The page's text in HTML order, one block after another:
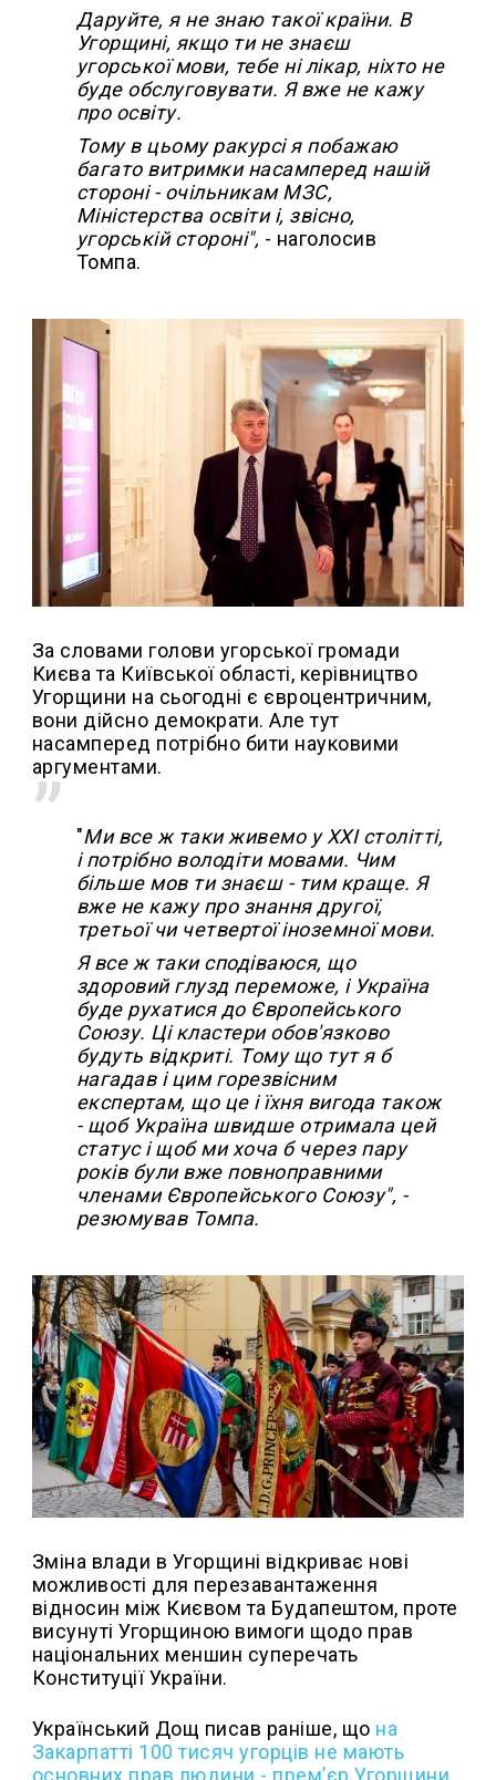
Даруйте, я не знаю такої країни. В
Угорщині, якщо ти не знаєш
угорської мови, тебе ні лікар, ніхто не
буде обслуговувати. Я вже не кажу
про освіту.
Тому в цьому ракурсі я побажаю
багато витримки насамперед нашій
стороні - очільникам МЗС,
Міністерства освіти і, звісно,
угорській стороні", - наголосив
Томпа.
За словами голови угорської громади
Києва та Київської області, керівництво
Угорщини на сьогодні є євроцентричним,
вони дійсно демократи. Але тут
насамперед потрібно бити науковими
аргументами.
"Ми все ж таки живемо у XXI столітті,
і потрібно володіти мовами. Чим
більше мов ти знаєш - тим краще. Я
вже не кажу про знання другої,
третьої чи четвертої іноземної мови.
Я все ж таки сподіваюся, що
здоровий глузд переможе, і Україна
буде рухатися до Європейського
Союзу. Ці кластери обов'язково
будуть відкриті. Тому що тут я б
нагадав і цим горезвісним
експертам, що це і їхня вигода також
- щоб Україна швидше отримала цей
статус і щоб ми хоча б через пару
років були вже повноправними
членами Європейського Союзу", -
резюмував Томпа.
Зміна влади в Угорщині відкриває нові
можливості для перезавантаження
відносин між Києвом та Будапештом, проте
висунуті Угорщиною вимоги щодо прав
національних меншин суперечать
Конституції України.
Український Дощ писав раніше, що на
Закарпатті 100 тисяч угорців не мають